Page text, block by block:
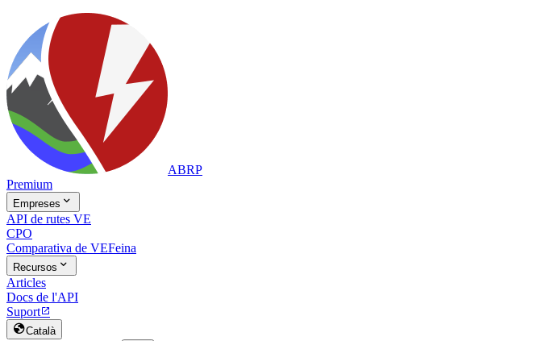
ABRP
Premium
Empreses 
API de rutes VE
CPO
Comparativa de VEFeina
Recursos 
Articles
Docs de l'API
Suport
Català